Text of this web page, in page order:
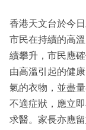
香港天文台於今
市民在持續的高
續攀升，市民應
由高溫引起的健
氣的衣物，並盡
不適症狀，應立
求醫。家長亦應